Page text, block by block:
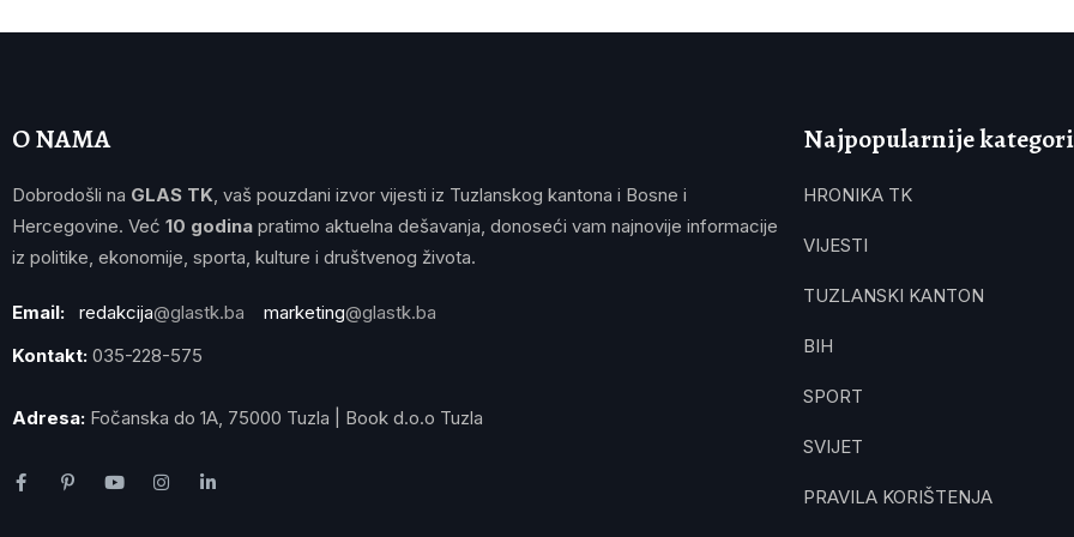
O NAMA
Dobrodošli na GLAS TK, vaš pouzdani izvor vijesti iz Tuzlanskog kantona i Bosne i
Hercegovine. Već 10 godina pratimo aktuelna dešavanja, donoseći vam najnovije informacije
iz politike, ekonomije, sporta, kulture i društvenog života.
Email: redakcija@glastk.ba marketing@glastk.ba
Kontakt: 035-228-575
Adresa: Fočanska do 1A, 75000 Tuzla | Book d.o.o Tuzla
Najpopularnije
HRONIKA TK
VIJESTI
TUZLANSKI KANTON
BIH
SPORT
SVIJET
PRAVILA KORIŠTENJA